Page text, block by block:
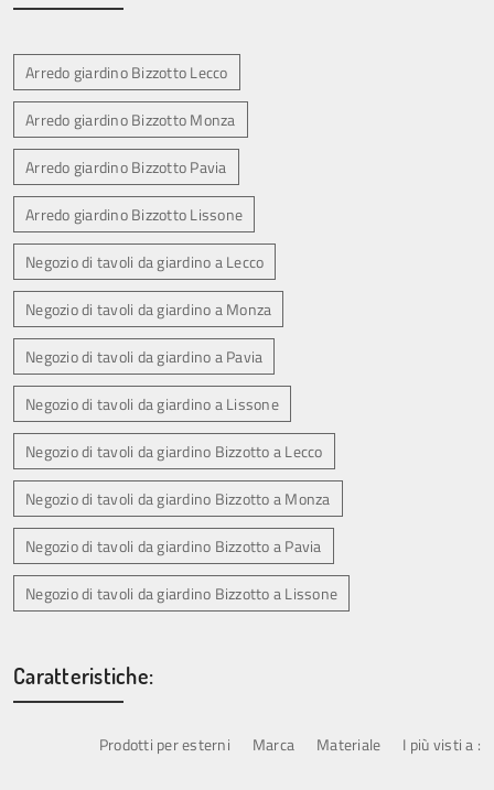
Arredo giardino Bizzotto Lecco
Arredo giardino Bizzotto Monza
Arredo giardino Bizzotto Pavia
Arredo giardino Bizzotto Lissone
Negozio di tavoli da giardino a Lecco
Negozio di tavoli da giardino a Monza
Negozio di tavoli da giardino a Pavia
Negozio di tavoli da giardino a Lissone
Negozio di tavoli da giardino Bizzotto a Lecco
Negozio di tavoli da giardino Bizzotto a Monza
Negozio di tavoli da giardino Bizzotto a Pavia
Negozio di tavoli da giardino Bizzotto a Lissone
Caratteristiche:
Prodotti per esterni Marca Materiale I più visti a :